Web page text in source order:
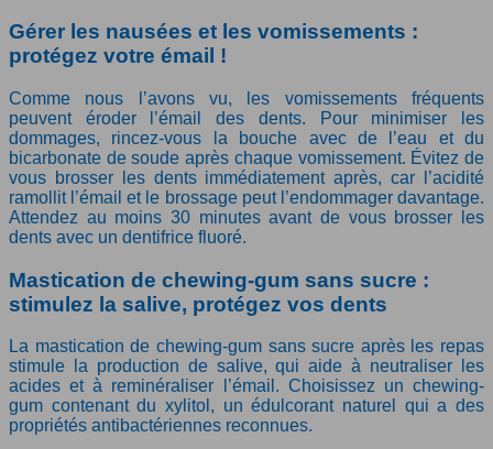
Gérer les nausées et les vomissements :
protégez votre émail !
Comme nous l’avons vu, les vomissements fréquents
peuvent éroder l’émail des dents. Pour minimiser les
dommages, rincez-vous la bouche avec de l’eau et du
bicarbonate de soude après chaque vomissement. Évitez de
vous brosser les dents immédiatement après, car l’acidité
ramollit l’émail et le brossage peut l’endommager davantage.
Attendez au moins 30 minutes avant de vous brosser les
dents avec un dentifrice fluoré.
Mastication de chewing-gum sans sucre :
stimulez la salive, protégez vos dents
La mastication de chewing-gum sans sucre après les repas
stimule la production de salive, qui aide à neutraliser les
acides et à reminéraliser l’émail. Choisissez un chewing-
gum contenant du xylitol, un édulcorant naturel qui a des
propriétés antibactériennes reconnues.